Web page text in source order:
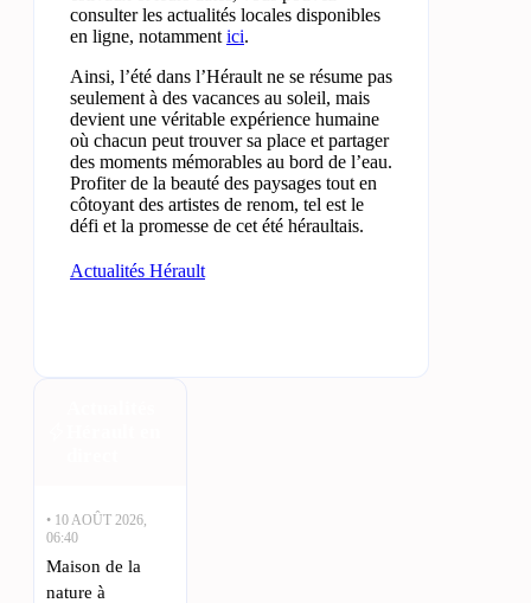
consulter les actualités locales disponibles
en ligne, notamment ici.
Ainsi, l’été dans l’Hérault ne se résume pas
seulement à des vacances au soleil, mais
devient une véritable expérience humaine
où chacun peut trouver sa place et partager
des moments mémorables au bord de l’eau.
Profiter de la beauté des paysages tout en
côtoyant des artistes de renom, tel est le
défi et la promesse de cet été héraultais.
Actualités Hérault
• 10 AOÛT 2026,
06:40
Maison de la
nature à